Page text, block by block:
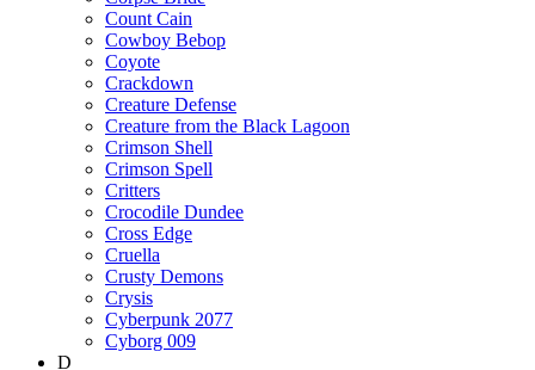
Count Cain
Cowboy Bebop
Coyote
Crackdown
Creature Defense
Creature from the Black Lagoon
Crimson Shell
Crimson Spell
Critters
Crocodile Dundee
Cross Edge
Cruella
Crusty Demons
Crysis
Cyberpunk 2077
Cyborg 009
D